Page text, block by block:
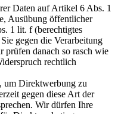
Daten auf Artikel 6 Abs. 1
Ausübung öffentlicher
1 lit. f (berechtigtes
gegen die Verarbeitung
prüfen danach so rasch wie
rechtlich
um Direktwerbung zu
gegen diese Art der
Wir dürfen Ihre